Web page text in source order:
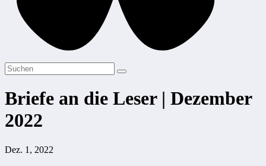
Briefe an die Leser | Dezember
2022
Dez. 1, 2022